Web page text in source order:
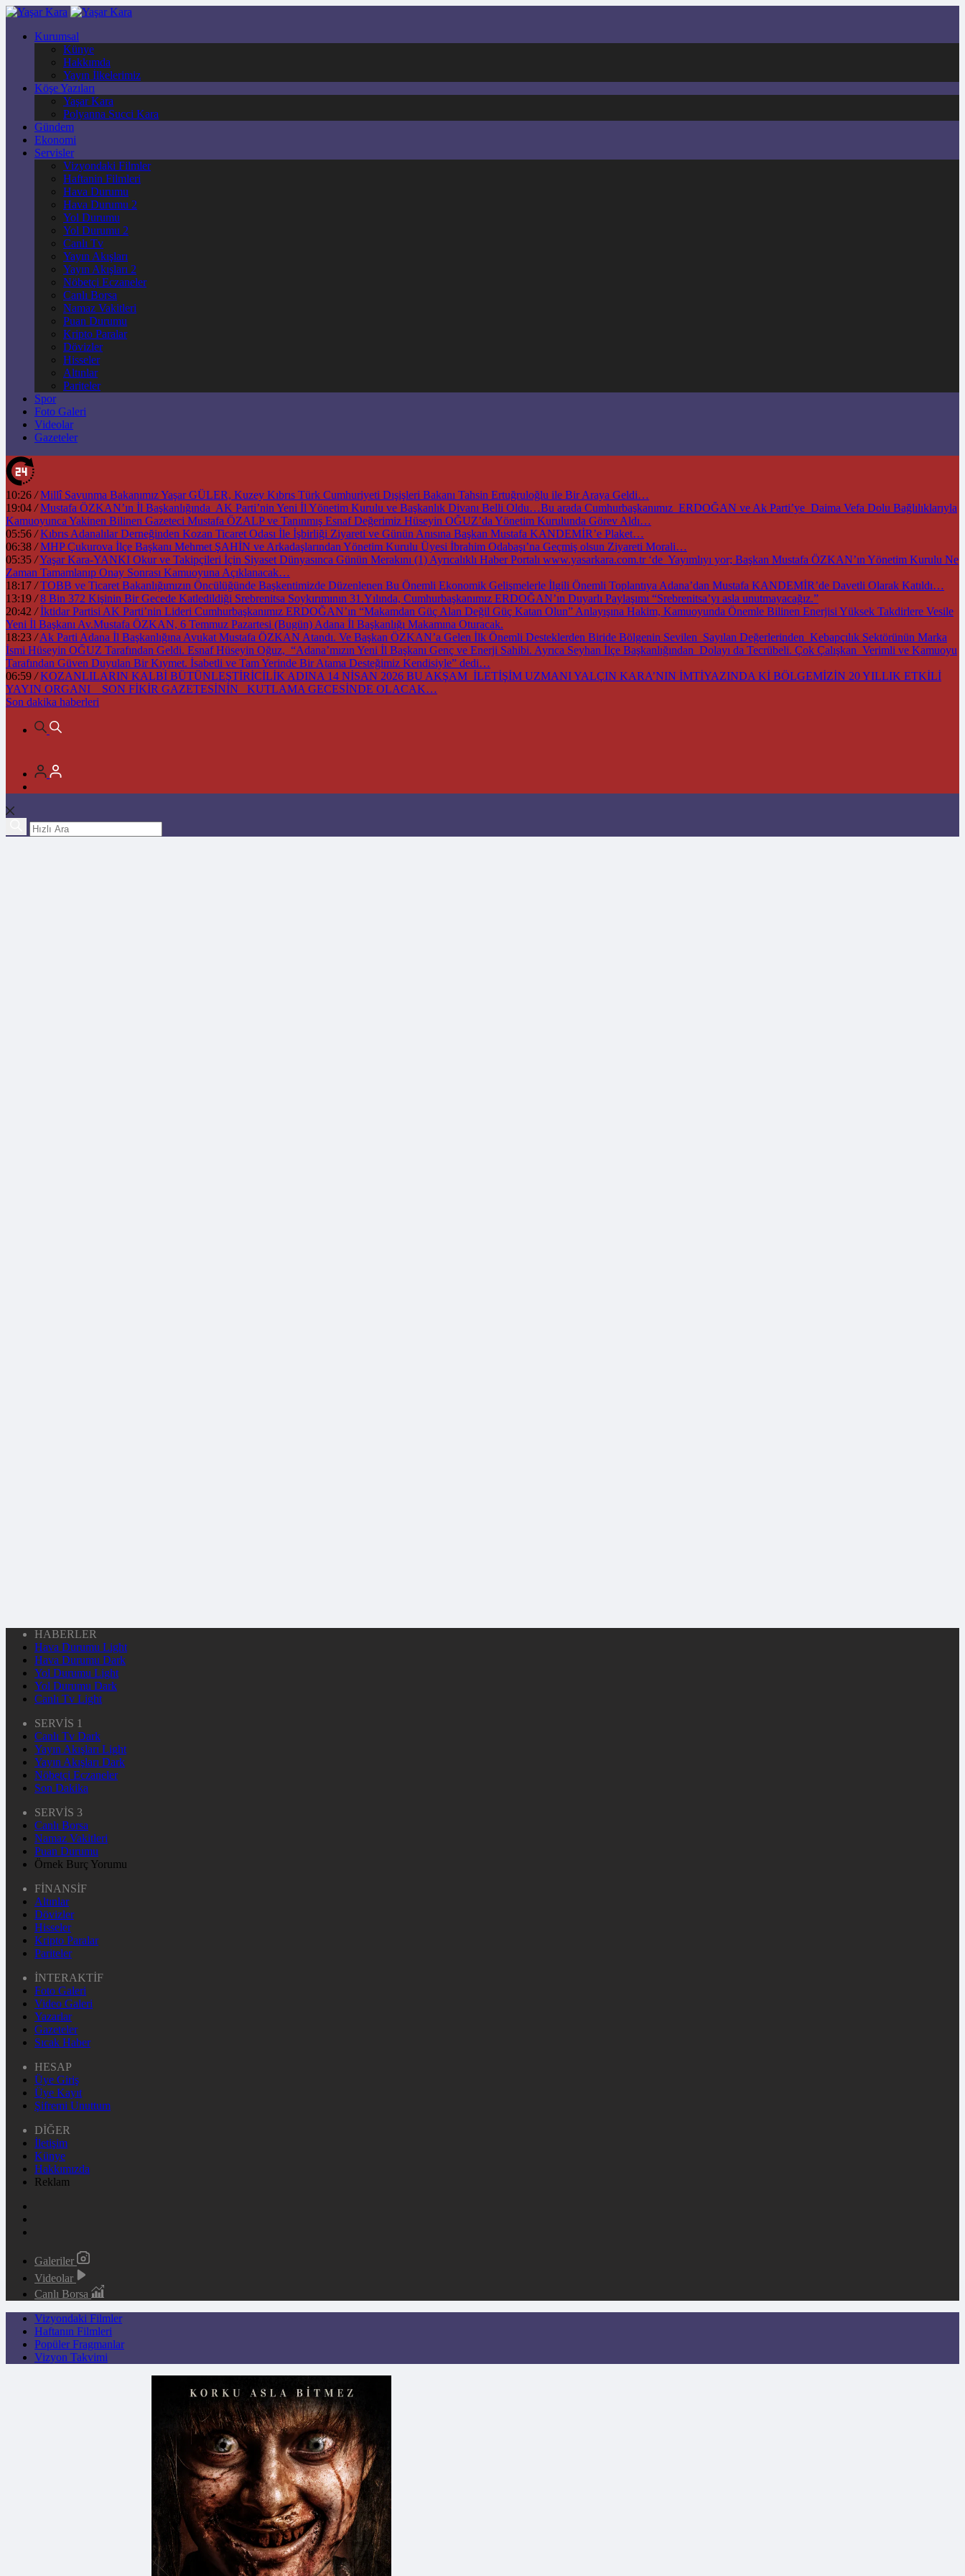
Kurumsal
Künye
Hakkımda
Yayın İlkelerimiz
Köşe Yazıları
Yaşar Kara
Polyanna Succi Kara
Gündem
Ekonomi
Servisler
Vizyondaki Filmler
Haftanin Filmleri
Hava Durumu
Hava Durumu 2
Yol Durumu
Yol Durumu 2
Canlı Tv
Yayın Akışları
Yayın Akışları 2
Nöbetçi Eczaneler
Canlı Borsa
Namaz Vakitleri
Puan Durumu
Kripto Paralar
Dövizler
Hisseler
Altınlar
Pariteler
Spor
Foto Galeri
Videolar
Gazeteler
10:26 / Millî Savunma Bakanımız Yaşar GÜLER, Kuzey Kıbrıs Türk Cumhuriyeti Dışişleri Bakanı Tahsin Ertuğruloğlu ile Bir Araya Geldi…
19:04 / Mustafa ÖZKAN’ın İl Başkanlığında AK Parti’nin Yeni İl Yönetim Kurulu ve Başkanlık Divanı Belli Oldu…Bu arada Cumhurbaşkanımız ERDOĞAN ve Ak Parti’ye Daima Vefa Dolu Bağlılıklarıyla
Kamuoyunca Yakinen Bilinen Gazeteci Mustafa ÖZALP ve Tanınmış Esnaf Değerimiz Hüseyin OĞUZ’da Yönetim Kurulunda Görev Aldı…
05:56 / Kıbrıs Adanalılar Derneğinden Kozan Ticaret Odası İle İşbirliği Ziyareti ve Günün Anısına Başkan Mustafa KANDEMİR’e Plaket…
06:38 / MHP Çukurova İlçe Başkanı Mehmet ŞAHİN ve Arkadaşlarından Yönetim Kurulu Üyesi İbrahim Odabaşı’na Geçmiş olsun Ziyareti Morali…
05:35 /Yaşar Kara-YANKI Okur ve Takipçileri İçin Siyaset Dünyasınca Günün Merakını (1) Ayrıcalıklı Haber Portalı www.yasarkara.com.tr ‘de Yayımlıyı yor; Başkan Mustafa ÖZKAN’ın Yönetim Kurulu Ne
Zaman Tamamlanıp Onay Sonrası Kamuoyuna Açıklanacak…
18:17 / TOBB ve Ticaret Bakanlığımızın Öncülüğünde Başkentimizde Düzenlenen Bu Önemli Ekonomik Gelişmelerle İlgili Önemli Toplantıya Adana’dan Mustafa KANDEMİR’de Davetli Olarak Katıldı…
13:19 / 8 Bin 372 Kişinin Bir Gecede Katledildiği Srebrenitsa Soykırımının 31.Yılında, Cumhurbaşkanımız ERDOĞAN’ın Duyarlı Paylaşımı “Srebrenitsa’yı asla unutmayacağız.”
20:42 / İktidar Partisi AK Parti’nin Lideri Cumhurbaşkanımız ERDOĞAN’ın “Makamdan Güç Alan Değil Güç Katan Olun” Anlayışına Hakim, Kamuoyunda Önemle Bilinen Enerjisi Yüksek Takdirlere Vesile
Yeni İl Başkanı Av.Mustafa ÖZKAN, 6 Temmuz Pazartesi (Bugün) Adana İl Başkanlığı Makamına Oturacak.
18:23 / Ak Parti Adana İl Başkanlığına Avukat Mustafa ÖZKAN Atandı. Ve Başkan ÖZKAN’a Gelen İlk Önemli Desteklerden Biride Bölgenin Sevilen Sayılan Değerlerinden Kebapçılık Sektörünün Marka
İsmi Hüseyin OĞUZ Tarafından Geldi. Esnaf Hüseyin Oğuz, “Adana’mızın Yeni İl Başkanı Genç ve Enerji Sahibi. Ayrıca Seyhan İlçe Başkanlığından Dolayı da Tecrübeli. Çok Çalışkan Verimli ve Kamuoyu
Tarafından Güven Duyulan Bir Kıymet. İsabetli ve Tam Yerinde Bir Atama Desteğimiz Kendisiyle” dedi…
06:59 / KOZANLILARIN KALBİ BÜTÜNLEŞTİRİCİLİK ADINA 14 NİSAN 2026 BU AKŞAM İLETİŞİM UZMANI YALÇIN KARA’NIN İMTİYAZINDA Kİ BÖLGEMİZİN 20 YILLIK ETKİLİ
YAYIN ORGANI SON FİKİR GAZETESİNİN KUTLAMA GECESİNDE OLACAK…
Son dakika haberleri
HABERLER
Hava Durumu Light
Hava Durumu Dark
Yol Durumu Light
Yol Durumu Dark
Canlı Tv Light
SERVİS 1
Canlı Tv Dark
Yayın Akışları Light
Yayın Akışları Dark
Nöbetçi Eczaneler
Son Dakika
SERVİS 3
Canlı Borsa
Namaz Vakitleri
Puan Durumu
Örnek Burç Yorumu
FİNANSİF
Altınlar
Dövizler
Hisseler
Kripto Paralar
Pariteler
İNTERAKTİF
Foto Galeri
Video Galeri
Yazarlar
Gazeteler
Sıcak Haber
HESAP
Üye Giriş
Üye Kayıt
Şifremi Unuttum
DİĞER
İletişim
Künye
Hakkımızda
Reklam
Galeriler
Videolar
Canlı Borsa
Vizyondaki Filmler
Haftanın Filmleri
Popüler Fragmanlar
Vizyon Takvimi